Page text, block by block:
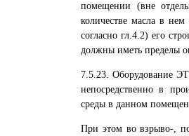
помещении (вне
количестве масла в
согласно гл.4.2) его
должны иметь пределы
7.5.23. Оборудование
непосредственно в
среды в данном
При этом во взрыво-,